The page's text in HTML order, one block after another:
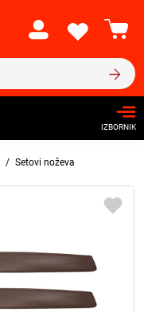
IZBORNIK
Setovi noževa